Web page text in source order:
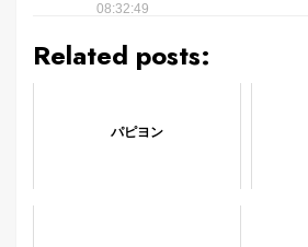
08:32:49
Related posts:
パピヨン